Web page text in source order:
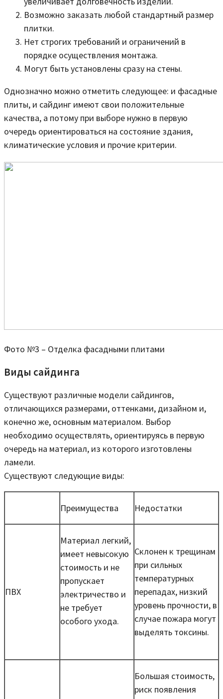
Возможно заказать любой стандартный размер
плитки.
Нет строгих требований и ограничений в
порядке осуществления монтажа.
Могут быть установлены сразу на стены.
Однозначно можно отметить следующее: и фасадные
плиты, и сайдинг имеют свои положительные
качества, а потому при выборе нужно в первую
очередь ориентироваться на состояние здания,
климатические условия и прочие критерии.
Фото №3 – Отделка фасадными плитами
Виды сайдинга
Существуют различные модели сайдингов,
отличающихся размерами, оттенками, дизайном и,
конечно же, основным материалом. Выбор
необходимо осуществлять, ориентируясь в первую
очередь на материал, из которого изготовлены
ламели.
Существуют следующие виды:
Преимущества Недостатки
ПВХ
Материал легкий,
имеет невысокую
стоимость и не
пропускает
электричество и
не требует
особого ухода.
Склонен к трещинам
при сильных
температурных
перепадах, низкий
уровень прочности, в
случае пожара могут
выделять токсины.
Большая стоимость,
риск появления